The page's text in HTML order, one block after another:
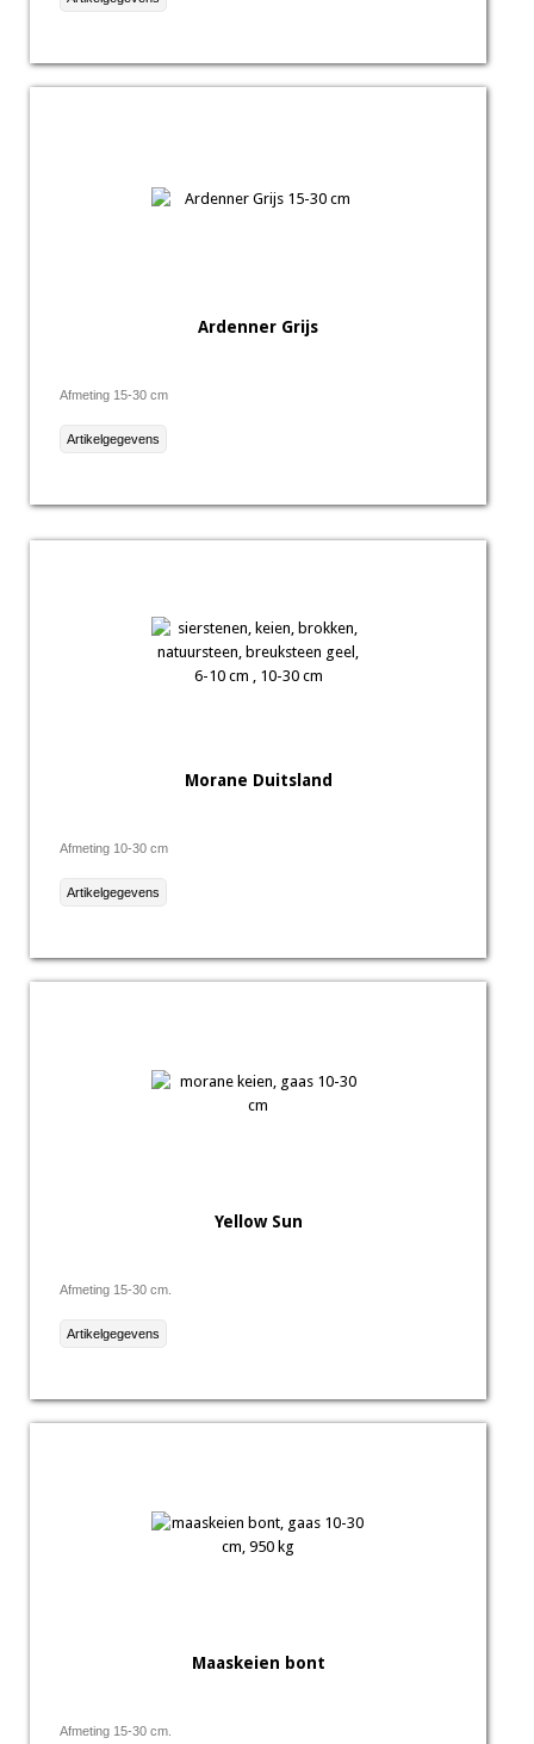
Ardenner Grijs
Afmeting 15-30 cm
Artikelgegevens
Morane Duitsland
Afmeting 10-30 cm
Artikelgegevens
Yellow Sun
Afmeting 15-30 cm.
Artikelgegevens
Maaskeien bont
Afmeting 15-30 cm.